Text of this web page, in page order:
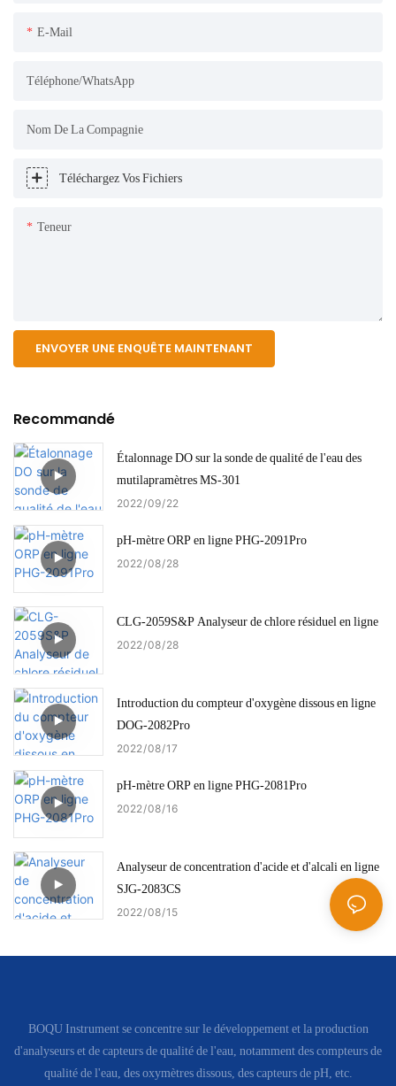
E-Mail
Téléphone/WhatsApp
Nom De La Compagnie
Téléchargez Vos Fichiers
Teneur
ENVOYER UNE ENQUÊTE MAINTENANT
Recommandé
Étalonnage DO sur la sonde de qualité de l'eau des
mutilapramètres MS-301
2022 09 22
pH-mètre ORP en ligne PHG-2091Pro
2022 08 28
CLG-2059S&P Analyseur de chlore résiduel en ligne
2022 08 28
Introduction du compteur d'oxygène dissous en ligne
DOG-2082Pro
2022 08 17
pH-mètre ORP en ligne PHG-2081Pro
2022 08 16
Analyseur de concentration d'acide et d'alcali en ligne
SJG-2083CS
2022 08 15
BOQU Instrument se concentre sur le développement et la production
d'analyseurs et de capteurs de qualité de l'eau, notamment des compteurs de
qualité de l'eau, des oxymètres dissous, des capteurs de pH, etc.